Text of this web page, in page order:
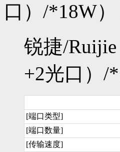
口）/*18W
锐捷/
+2光口）/
[端口类型]
[端口数量]
[传输速度]